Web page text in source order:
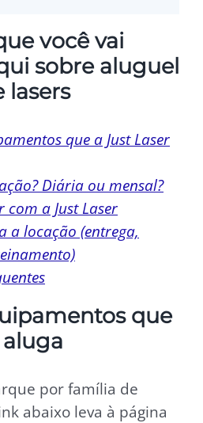
você vai
sobre aluguel
lasers
que a Just Laser
Diária ou mensal?
com a Just Laser
a locação (entrega,
que
aluga
por família de
abaixo leva à página